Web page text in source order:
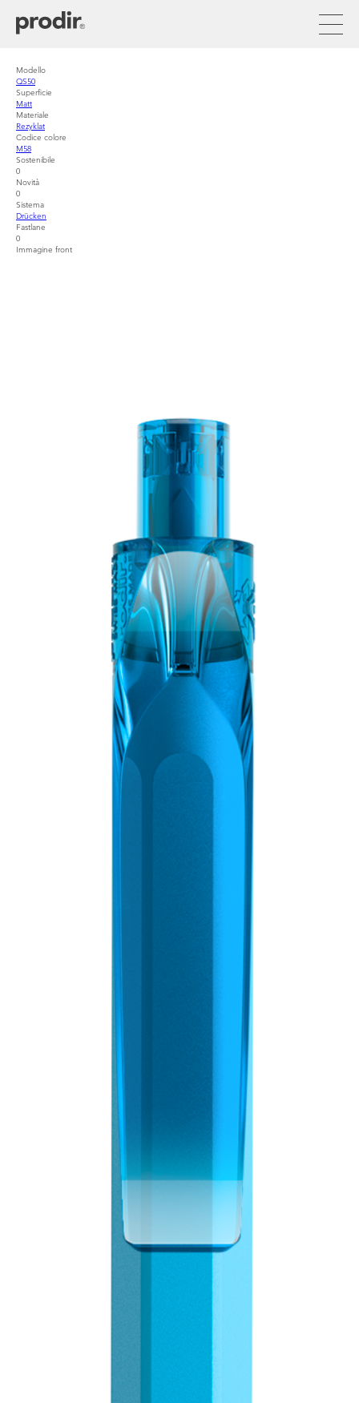
Inhalt
Modello
QS50
Superficie
Matt
Materiale
Rezyklat
Codice colore
M58
Sostenibile
0
Novità
0
Sistema
Drücken
Fastlane
0
Immagine front